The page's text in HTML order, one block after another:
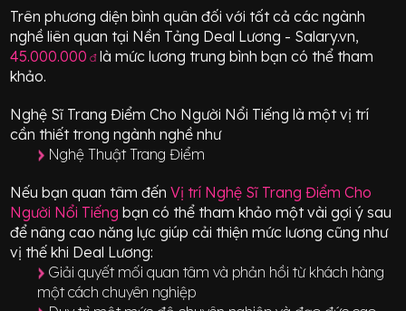
Trên phương diện bình quân đối với tất cả các ngành
nghề liên quan tại Nền Tảng Deal Lương - Salary.vn,
45.000.000 đlà mức lương trung bình bạn có thể tham
khảo.
Nghệ Sĩ Trang Điểm Cho Người Nổi Tiếng là một vị trí
cần thiết trong ngành nghề như
Nghệ Thuật Trang Điểm
Nếu bạn quan tâm đến Vị trí Nghệ Sĩ Trang Điểm Cho
Người Nổi Tiếng bạn có thể tham khảo một vài gợi ý sau
để nâng cao năng lực giúp cải thiện mức lương cũng như
vị thế khi Deal Lương:
Giải quyết mối quan tâm và phản hồi từ khách hàng
một cách chuyên nghiệp